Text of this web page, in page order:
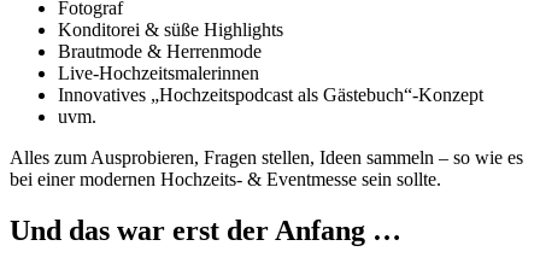
Fotograf
Konditorei & süße Highlights
Brautmode & Herrenmode
Live-Hochzeitsmalerinnen
Innovatives „Hochzeitspodcast als Gästebuch“-Konzept
uvm.
Alles zum Ausprobieren, Fragen stellen, Ideen sammeln – so wie es
bei einer modernen Hochzeits- & Eventmesse sein sollte.
Und das war erst der Anfang …